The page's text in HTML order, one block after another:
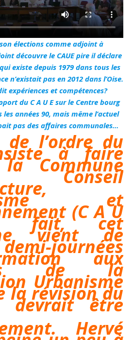
élections comme adjoint à
découvre le CAUE pire il déclare
existe depuis 1979 dans tous les
n’existait pas en 2012 dans l’Oise.
expériences et compétences?
du C A U E sur le Centre bourg
années 90, mais même l’actuel
pas des affaires communales…
à faire
Commune
et
(C A U
fait, cet
vient de
journées
aux
de la
Urbanisme
la révision du
devrait être
Hervé